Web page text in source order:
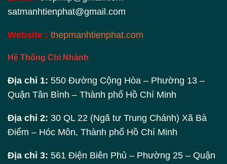
satmanhtienphat@gmail.com
Website : thepmanhtienphat.com
Hệ Thống Chi Nhánh
Địa chỉ 1: 550 Đường Cộng Hòa – Phường 13 –
Quận Tân Bình – Thành phố Hồ Chí Minh
Địa chỉ 2: 30 QL 22 (Ngã tư Trung Chánh) Xã Bà
Điểm – Hóc Môn, Thành phố Hồ Chí Minh
Địa chỉ 3: 561 Điện Biên Phủ – Phường 25 – Quận